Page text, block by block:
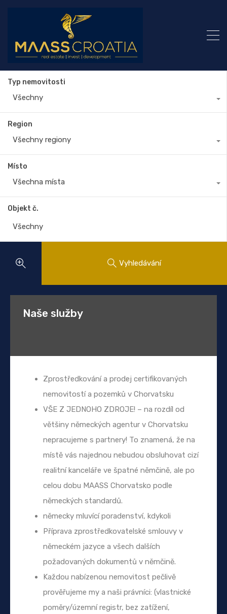
Typ nemovitosti
Všechny
Region
Všechny regiony
Místo
Všechna místa
Objekt č.
Vyhledávání
Naše služby
Zprostředkování a prodej certifikovaných
nemovitostí a pozemků v Chorvatsku
VŠE Z JEDNOHO ZDROJE! – na rozdíl od
většiny německých agentur v Chorvatsku
nepracujeme s partnery! To znamená, že na
místě vás najednou nebudou obsluhovat cizí
realitní kanceláře ve špatné němčině, ale po
celou dobu MAASS Chorvatsko podle
německých standardů.
německy mluvící poradenství, kdykoli
Příprava zprostředkovatelské smlouvy v
německém jazyce a všech dalších
požadovaných dokumentů v němčině.
Každou nabízenou nemovitost pečlivě
prověřujeme my a naši právníci: (vlastnické
poměry/územní registr, bez zatížení,